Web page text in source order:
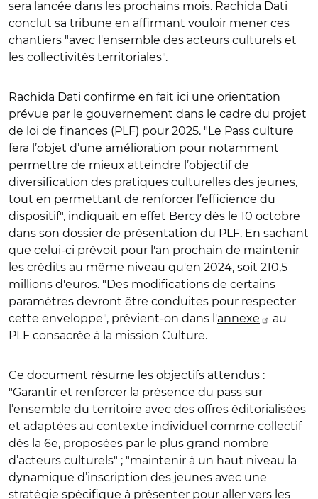
sera lancée dans les prochains mois. Rachida Dati
conclut sa tribune en affirmant vouloir mener ces
chantiers "avec l'ensemble des acteurs culturels et
les collectivités territoriales".
Rachida Dati confirme en fait ici une orientation
prévue par le gouvernement dans le cadre du projet
de loi de finances (PLF) pour 2025. "Le Pass culture
fera l’objet d’une amélioration pour notamment
permettre de mieux atteindre l’objectif de
diversification des pratiques culturelles des jeunes,
tout en permettant de renforcer l’efficience du
dispositif", indiquait en effet Bercy dès le 10 octobre
dans son dossier de présentation du PLF. En sachant
que celui-ci prévoit pour l'an prochain de maintenir
les crédits au même niveau qu'en 2024, soit 210,5
millions d'euros. "Des modifications de certains
paramètres devront être conduites pour respecter
cette enveloppe", prévient-on dans l'annexe
au
PLF consacrée à la mission Culture.
Ce document résume les objectifs attendus :
"Garantir et renforcer la présence du pass sur
l’ensemble du territoire avec des offres éditorialisées
et adaptées au contexte individuel comme collectif
dès la 6e, proposées par le plus grand nombre
d’acteurs culturels" ; "maintenir à un haut niveau la
dynamique d’inscription des jeunes avec une
stratégie spécifique à présenter pour aller vers les